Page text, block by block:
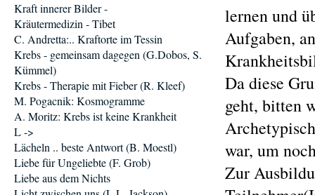
lernen und
Aufgaben,
Da diese
geht, bitten
war, um
Zur
Kraft innerer Bilder -
Kräutermedizin - Tibet
C. Andretta:.. Kraftorte im Tessin
Krebs - gemeinsam dagegen (G.Dobos, S.
Kümmel)
Krebs - Therapie mit Fieber (R. Kleef)
M. Pogacnik: Kosmogramme
A. Moritz: Krebs ist keine Krankheit
L ->
Lächeln .. beste Antwort (B. Moestl)
Liebe für Ungeliebte (F. Grob)
Liebe aus dem Nichts